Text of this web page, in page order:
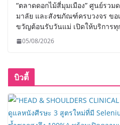
“ตลาดดอกไม้สี่มุมเมือง” ศูนย์รว
มาลัย และสังฆภัณฑ์ครบวงจร ขอ
ขวัญต้อนรับวันแม่ เปิดให้บริการทุ
05/08/2026
บิวตี้